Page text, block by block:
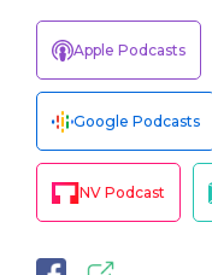
Apple Podcasts
Google Podcasts
NV Podcast